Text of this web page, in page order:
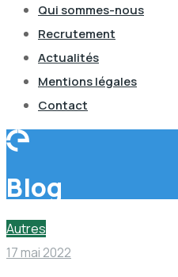
Qui sommes-nous
Recrutement
Actualités
Mentions légales
Contact
Blog
Autres
17 mai 2022